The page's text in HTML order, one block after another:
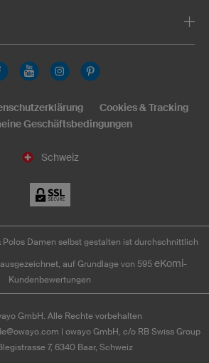
Schweiz
Cookies & Tracking
Geschäftsbedingungen
Polos Damen selbst gestalten ist durchschnittlich
auf Grundlage von 595 eKomi-
Kundenbewertungen
GmbH. Alle Rechte vorbehalten
| owayo GmbH, c/o RB Swiss Group
7, 6340 Baar, Schweiz